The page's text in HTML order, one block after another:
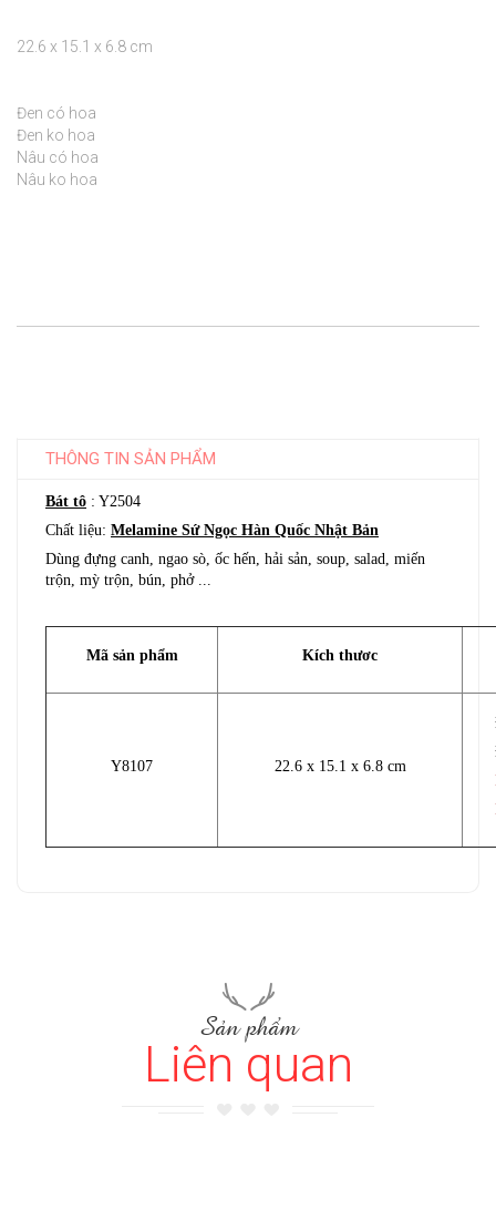
22.6 x 15.1 x 6.8 cm
Đen có hoa
Đen ko hoa
Nâu có hoa
Nâu ko hoa
THÔNG TIN SẢN PHẨM
Bát tô : Y2504
Chất liệu: Melamine Sứ Ngọc Hàn Quốc Nhật Bản
Dùng đựng canh, ngao sò, ốc hến, hải sản, soup, salad, miến
trộn, mỳ trộn, bún, phở ...
Mã sản phẩm Kích thươc
Y8107 22.6 x 15.1 x 6.8 cm
Sản phẩm
Liên quan